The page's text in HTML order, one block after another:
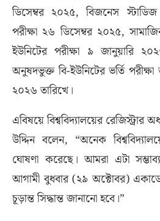
ডিসেম্বর ২০২৫, বিজনেস
পরীক্ষা ২৬ ডিসেম্বর ২০২৫,
ইউনিটের পরীক্ষা ৯ জানুয়ারি
অনুষদভুক্ত বি-ইউনিটের ভর্তি
২০২৬ তারিখে।
এবিষয়ে বিশ্ববিদ্যালয়ের
উদ্দিন বলেন, “অনেক
ঘোষণা করেছে। আমরা এটা
আগামী বুধবার (২৯ অক্টোবর)
চূড়ান্ত সিদ্ধান্ত জানানো হবে।”